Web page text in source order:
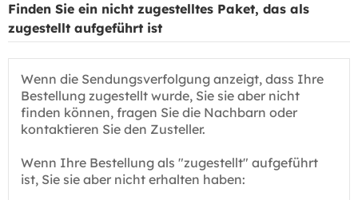
Finden Sie ein nicht zugestelltes Paket, das als
zugestellt aufgeführt ist
Wenn die Sendungsverfolgung anzeigt, dass Ihre
Bestellung zugestellt wurde, Sie sie aber nicht
finden können, fragen Sie die Nachbarn oder
kontaktieren Sie den Zusteller.
Wenn Ihre Bestellung als "zugestellt" aufgeführt
ist, Sie sie aber nicht erhalten haben: